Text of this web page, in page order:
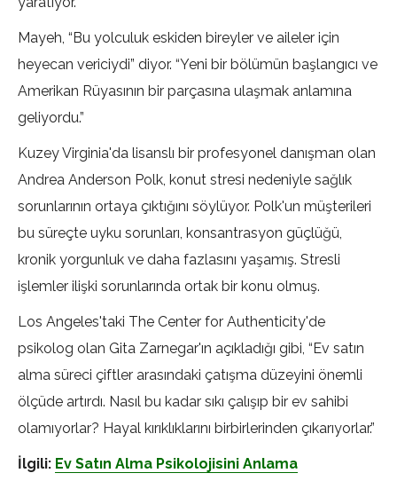
Mayeh, “Bu yolculuk eskiden bireyler ve aileler için
heyecan vericiydi” diyor. “Yeni bir bölümün başlangıcı ve
Amerikan Rüyasının bir parçasına ulaşmak anlamına
geliyordu.”
Kuzey Virginia'da lisanslı bir profesyonel danışman olan
Andrea Anderson Polk, konut stresi nedeniyle sağlık
sorunlarının ortaya çıktığını söylüyor. Polk'un müşterileri
bu süreçte uyku sorunları, konsantrasyon güçlüğü,
kronik yorgunluk ve daha fazlasını yaşamış. Stresli
işlemler ilişki sorunlarında ortak bir konu olmuş.
Los Angeles'taki The Center for Authenticity'de
psikolog olan Gita Zarnegar'ın açıkladığı gibi, “Ev satın
alma süreci çiftler arasındaki çatışma düzeyini önemli
ölçüde artırdı. Nasıl bu kadar sıkı çalışıp bir ev sahibi
olamıyorlar? Hayal kırıklıklarını birbirlerinden çıkarıyorlar.”
İlgili: Ev Satın Alma Psikolojisini Anlama